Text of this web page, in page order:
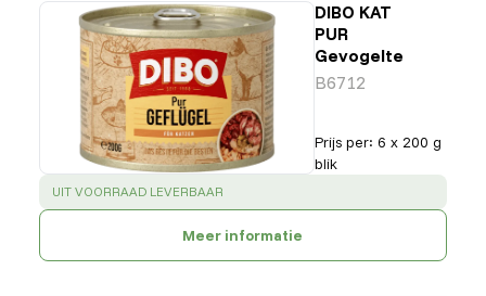
DIBO KAT
PUR
Gevogelte
B6712
Prijs per: 6 x 200 g
blik
SUCCESS:
UIT VOORRAAD LEVERBAAR
Meer informatie